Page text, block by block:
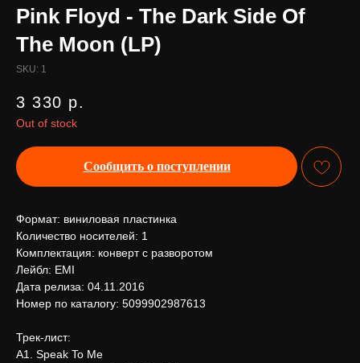
Pink Floyd - The Dark Side Of
The Moon (LP)
SKU: 1
3 330 р.
Out of stock
Сообщить о поступлении
Формат: виниловая пластинка
Количество носителей: 1
Комплектация: конверт с разворотом
Лейбл: EMI
Дата релиза: 04.11.2016
Номер по каталогу: 5099902987613
Трек-лист:
А1. Speak To Me